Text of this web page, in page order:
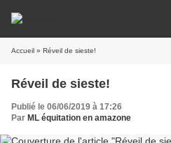
Accueil » Réveil de sieste!
Réveil de sieste!
Publié le 06/06/2019 à 17:26
Par ML équitation en amazone